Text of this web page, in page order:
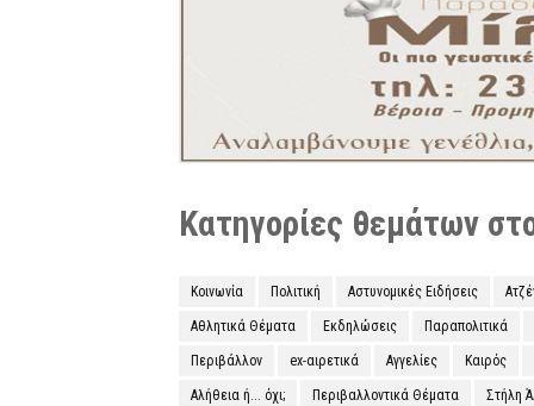
Κατηγορίες θεμάτων
Κοινωνία Πολιτική Αστυνομικές Ειδήσεις
Αθλητικά Θέματα Εκδηλώσεις Παραπολιτικά
Περιβάλλον ex-αιρετικά Αγγελίες Καιρός
Αλήθεια ή... όχι; Περιβαλλοντικά Θέματα Στήλη